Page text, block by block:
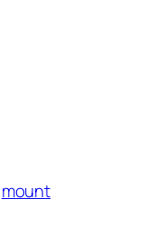
mount